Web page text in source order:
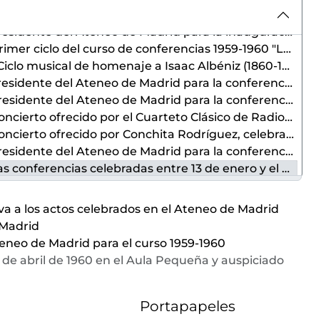
patrias" ofrecida por José Miguel de Azaola, celebrada el 27 de octubre de 1959, en el Aula Pequeña del Ateneo de Madrid
Aula de Música, celebrada el 19 de noviembre de 1959 en la Cacharrería del Ateneo de Madrid
cultural", celebrado entre el 26 de noviembre de 1959 y el 18 de febrero de 1960 auspiciado por el Aula de Música del Ateneo de Madrid
Fernández Cid y Alicia de Larrocha, celebrado los días 19, 21, 24 y 26 de noviembre de 1959 en el Ateneo de Madrid
ofrecida por Haakon Bugge-Mahrt, celebrada el 27 de noviembre de 1959, en el Salón de Actos del Ateneo de Madrid
por Justo Díaz Villasante, celebrada el 9 y 16 de diciembre de 1959 en el Salón de Actos
Nacional de España, celebrado el 10 de diciembre de 1959 auspiciado por el Aula de Música
el 17 de diciembre de 1959 y auspiciado por el Aula de Música del Ateneo de Madrid
"El hombre ante la asamblea" ofrecida por Wilmore Kendall dentro del ciclo de conferencias
abril de 1960 en el Aula Pequeña y auspiciado por el Aula de Literatura del Ateneo de Madrid
por Antonio Millán Puelles, celebrada el 13 de enero de 1960 en el Aula Pequeña y auspiciada por el Aula de Literatura del Ateneo de Madrid
el 14 de enero de 1960 y auspiciado por el Aula de Música del Ateneo de Madrid
ofrecido por Teresa Escudero, celebrado el 15 de enero de 1960 en el Salón de Actos del Ateneo de Madrid
por José Hierro, celebrada el 20 de enero de 1960 en el Aula Pequeña y auspiciada por el Aula de Literatura del Ateneo de Madrid
por Joaquín de Entrambasaguas, celebrada el 27 de enero de 1960 y auspiciada por el Aula de Literatura del Ateneo de Madrid
celebrado el 28 de enero de 1960 y auspiciado por el Aula de Música del Ateneo de Madrid
celebrado el 4 de febrero de 1960 y auspiciado por el Aula de Música del Ateneo de Madrid
a los actos celebrados en el Ateneo de Madrid
de Madrid para el curso 1959-1960
abril de 1960 en el Aula Pequeña y auspiciado
Portapapeles